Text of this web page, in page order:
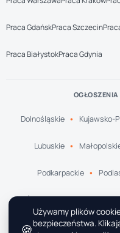
Praca GdańskPraca Szczecin
Praca BiałystokPraca Gdynia
Dolnośląskie Kujawsko-
Lubuskie
Podkarpackie
Świętokrzyskie
🍪
Używamy plików
bezpieczeństwa.